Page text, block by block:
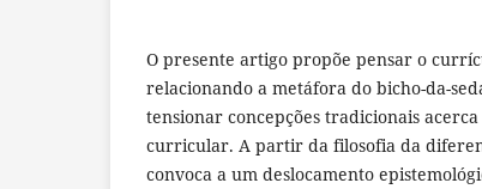
O presente artigo propõe pensar o
relacionando a metáfora do bicho-da-
tensionar concepções tradicionais
curricular. A partir da filosofia da
convoca a um deslocamento